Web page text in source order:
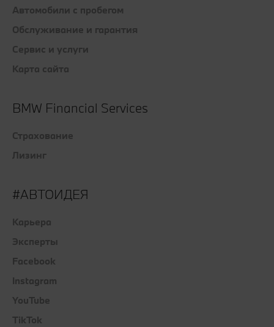
Автомобили с пробегом
Обслуживание и гарантия
Сервис и услуги
Карта сайта
BMW Financial Services
Страхование
Лизинг
#АВТОИДЕЯ
Карьера
Эксперты
Facebook
Instagram
YouTube
TikTok